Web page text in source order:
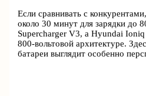
Если сравнивать с
около 30 минут для зарядки до
Supercharger V3, а Hyundai
800-вольтовой архитектуре.
батареи выглядит особенно